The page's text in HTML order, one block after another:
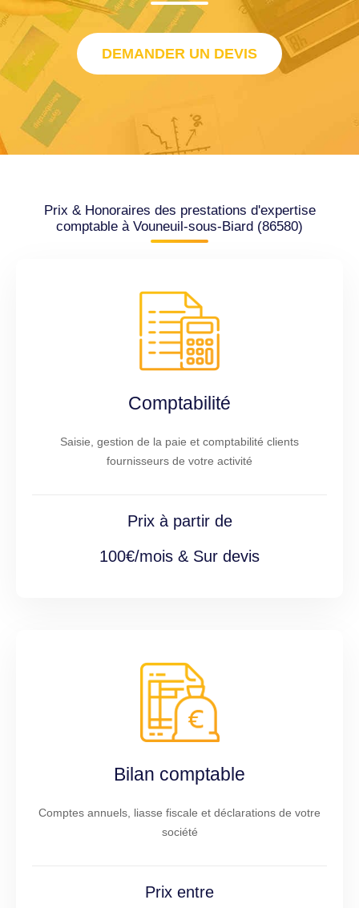
DEMANDER UN DEVIS
Prix & Honoraires des prestations d'expertise
comptable à Vouneuil-sous-Biard (86580)
Comptabilité
Saisie, gestion de la paie et comptabilité clients
fournisseurs de votre activité
Prix à partir de
100€/mois & Sur devis
Bilan comptable
Comptes annuels, liasse fiscale et déclarations de votre
société
Prix entre